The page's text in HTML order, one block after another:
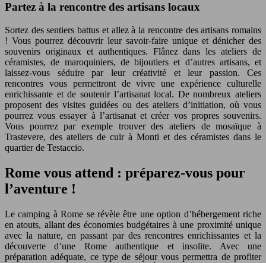
Partez à la rencontre des artisans locaux
Sortez des sentiers battus et allez à la rencontre des artisans romains
! Vous pourrez découvrir leur savoir-faire unique et dénicher des
souvenirs originaux et authentiques. Flânez dans les ateliers de
céramistes, de maroquiniers, de bijoutiers et d’autres artisans, et
laissez-vous séduire par leur créativité et leur passion. Ces
rencontres vous permettront de vivre une expérience culturelle
enrichissante et de soutenir l’artisanat local. De nombreux ateliers
proposent des visites guidées ou des ateliers d’initiation, où vous
pourrez vous essayer à l’artisanat et créer vos propres souvenirs.
Vous pourrez par exemple trouver des ateliers de mosaïque à
Trastevere, des ateliers de cuir à Monti et des céramistes dans le
quartier de Testaccio.
Rome vous attend : préparez-vous pour
l’aventure !
Le camping à Rome se révèle être une option d’hébergement riche
en atouts, allant des économies budgétaires à une proximité unique
avec la nature, en passant par des rencontres enrichissantes et la
découverte d’une Rome authentique et insolite. Avec une
préparation adéquate, ce type de séjour vous permettra de profiter